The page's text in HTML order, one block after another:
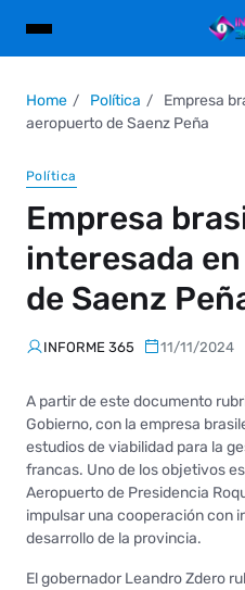
Home Política
Empresa
aeropuerto de Saenz Peña
Política
Empresa
interesada
de Saenz
INFORME 365 11/11/2024
A partir de este documento
Gobierno, con la empresa
estudios de viabilidad para la
francas. Uno de los objetivos
Aeropuerto de Presidencia
impulsar una cooperación con
desarrollo de la provincia.
El gobernador Leandro Zdero